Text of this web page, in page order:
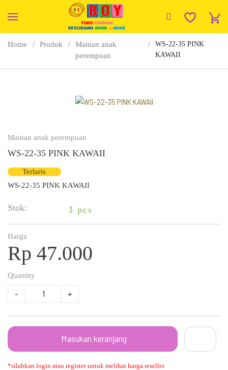
Home Produk
Mainan anak
perempuan
WS-22-35 PINK
KAWAII
Mainan anak perempuan
WS-22-35 PINK KAWAII
Terlaris
WS-22-35 PINK KAWAII
Stok: 3 pcs
Harga
Rp 47.000
Quantity
- +
Masukan keranjang
*silahkan login atau register untuk melihat harga reseller